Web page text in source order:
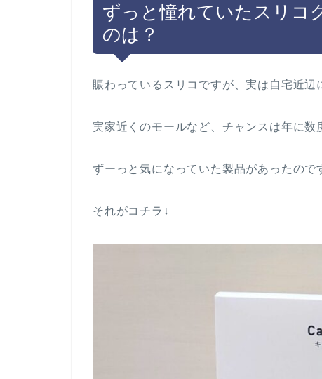
ずっと憧れていたスリコ
のは？
賑わっているスリコですが、実は自宅近辺
実家近くのモールなど、チャンスは年に数
ずーっと気になっていた製品があったので
それがコチラ↓